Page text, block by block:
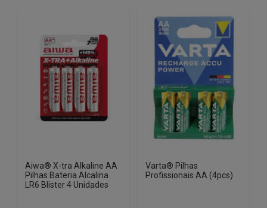
Aiwa® X-tra Alkaline AA
Pilhas Bateria Alcalina
LR6 Blister 4 Unidades
Varta® Pilhas
Profissionais AA (4pcs)